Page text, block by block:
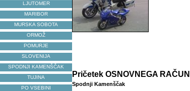
LJUTOMER
MARIBOR
MURSKA SOBOTA
ORMOŽ
POMURJE
SLOVENIJA
SPODNJI KAMENŠČAK
TUJINA
PO VSEBINI
Pričetek OSNOVNEGA
Spodnji Kamenščak